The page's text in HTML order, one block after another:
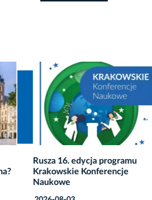
Rusza 16. edycja programu
Krakowskie Konferencje
Naukowe